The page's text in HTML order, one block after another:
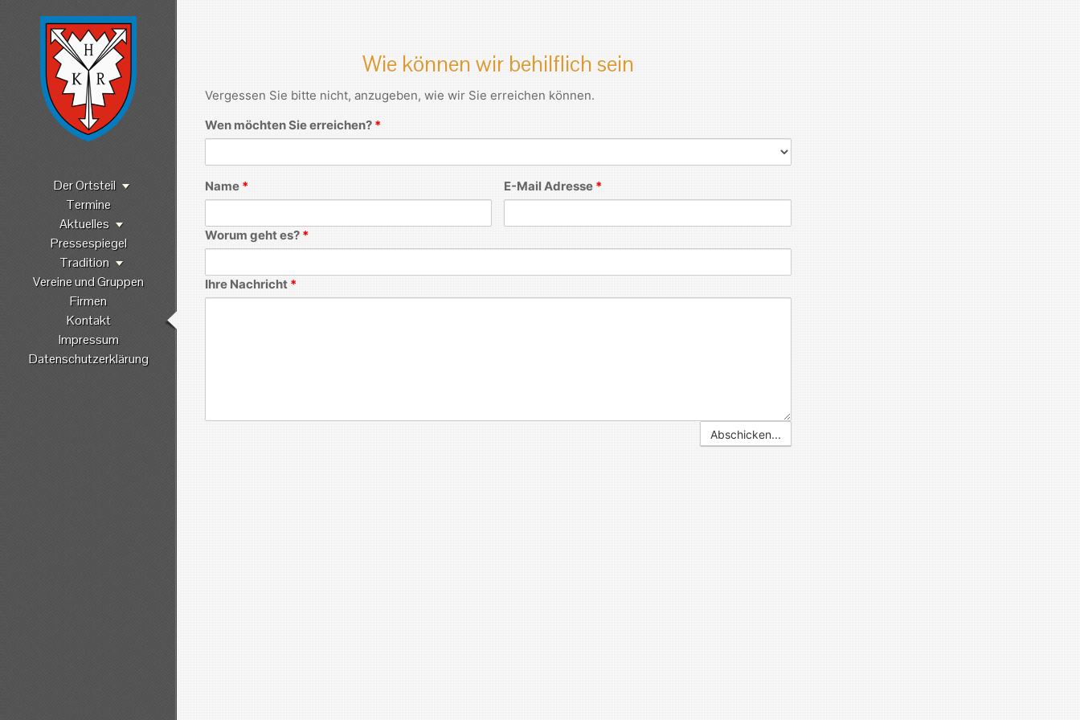
Der Ortsteil
Termine
Aktuelles
Pressespiegel
Tradition
Vereine und Gruppen
Firmen
Kontakt
Impressum
Datenschutzerklärung
Wie können wir behilflich sein
Vergessen Sie bitte nicht, anzugeben, wie wir Sie erreichen können.
Wen möchten Sie erreichen? *
Name * E-Mail Adresse *
Worum geht es? *
Ihre Nachricht *